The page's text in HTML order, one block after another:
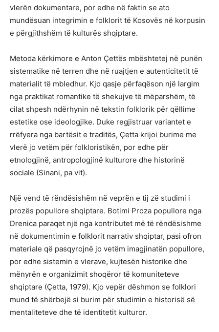
vlerën dokumentare, por edhe në faktin se ato
mundësuan integrimin e folklorit të Kosovës në korpusin
e përgjithshëm të kulturës shqiptare.
Metoda kërkimore e Anton Çettës mbështetej në punën
sistematike në terren dhe në ruajtjen e autenticitetit të
materialit të mbledhur. Kjo qasje përfaqëson një largim
nga praktikat romantike të shekujve të mëparshëm, të
cilat shpesh ndërhynin në tekstin folklorik për qëllime
estetike ose ideologjike. Duke regjistruar variantet e
rrëfyera nga bartësit e traditës, Çetta krijoi burime me
vlerë jo vetëm për folkloristikën, por edhe për
etnologjinë, antropologjinë kulturore dhe historinë
sociale (Sinani, pa vit).
Një vend të rëndësishëm në veprën e tij zë studimi i
prozës popullore shqiptare. Botimi Proza popullore nga
Drenica paraqet një nga kontributet më të rëndësishme
në dokumentimin e folklorit narrativ shqiptar, pasi ofron
materiale që pasqyrojnë jo vetëm imagjinatën popullore,
por edhe sistemin e vlerave, kujtesën historike dhe
mënyrën e organizimit shoqëror të komuniteteve
shqiptare (Çetta, 1979). Kjo vepër dëshmon se folklori
mund të shërbejë si burim për studimin e historisë së
mentaliteteve dhe të identitetit kulturor.